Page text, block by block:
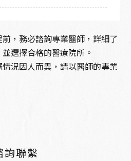
，務必諮詢專業醫師，詳細了
選擇合格的醫療院所。
況因人而異，請以醫師的專業
詢聯繫